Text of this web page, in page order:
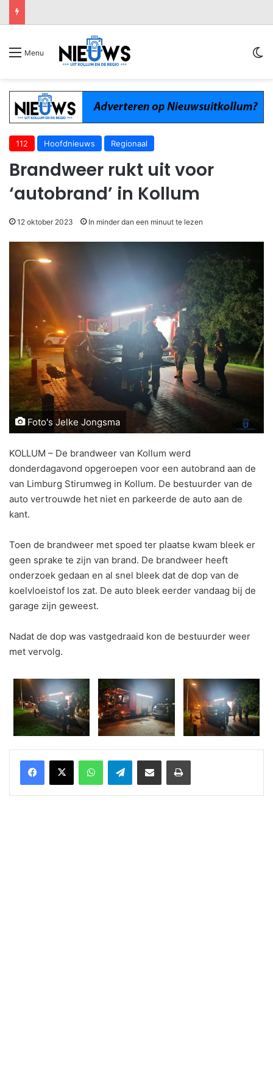
Menu
112 Hoofdnieuws Regionaal
Brandweer rukt uit voor
‘autobrand’ in Kollum
12 oktober 2023 In minder dan een minuut te lezen
Foto's Jelke Jongsma
KOLLUM – De brandweer van Kollum werd
donderdagavond opgeroepen voor een autobrand aan de
van Limburg Stirumweg in Kollum. De bestuurder van de
auto vertrouwde het niet en parkeerde de auto aan de
kant.
Toen de brandweer met spoed ter plaatse kwam bleek er
geen sprake te zijn van brand. De brandweer heeft
onderzoek gedaan en al snel bleek dat de dop van de
koelvloeistof los zat. De auto bleek eerder vandaag bij de
garage zijn geweest.
Nadat de dop was vastgedraaid kon de bestuurder weer
met vervolg.
WhatsAppTelegramDelen via Email Print